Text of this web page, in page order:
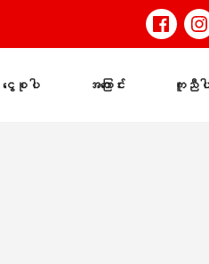
ငွေစုပါ အကြောင်း ကူညီပ